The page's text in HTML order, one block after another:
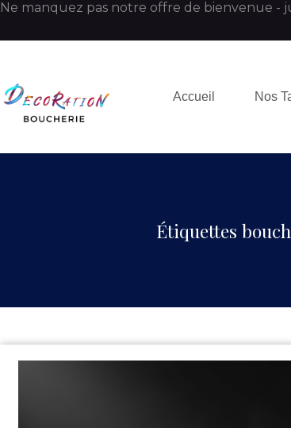
Ne manquez pas notre offre de bienvenue -
Accueil Nos
Étiquettes